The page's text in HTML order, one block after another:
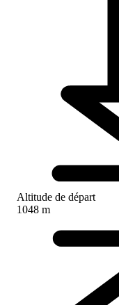
Altitude de départ
1048 m